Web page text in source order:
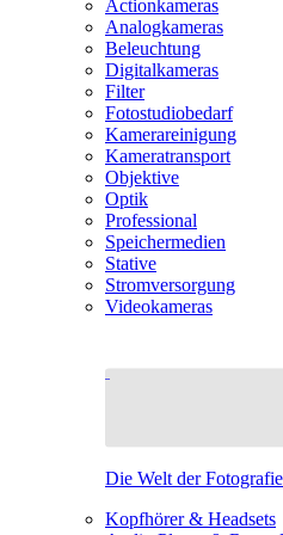
Actionkameras
Analogkameras
Beleuchtung
Digitalkameras
Filter
Fotostudiobedarf
Kamerareinigung
Kameratransport
Objektive
Optik
Professional
Speichermedien
Stative
Stromversorgung
Videokameras
Die Welt der
Kopfhörer & Headsets